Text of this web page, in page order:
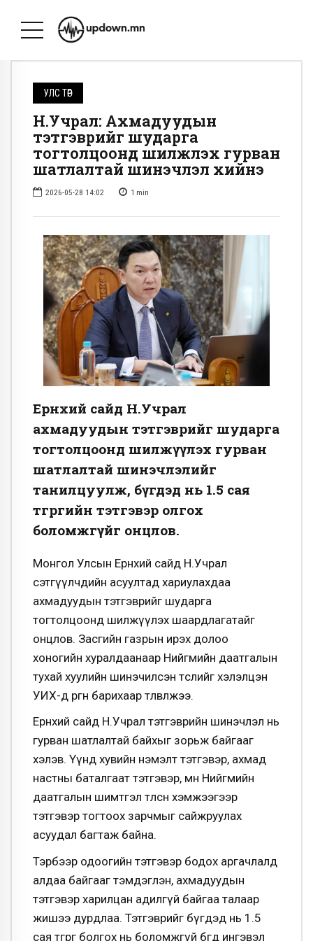
УЛС ТӨР
Н.Учрал: Ахмадуудын
тэтгэврийг шударга
тогтолцоонд шилжүүлэх гурван
шатлалтай шинэчлэл хийнэ
2026-05-28 14:02 1 min
Ерөнхий сайд Н.Учрал
ахмадуудын тэтгэврийг шударга
тогтолцоонд шилжүүлэх гурван
шатлалтай шинэчлэлийг
танилцуулж, бүгдэд нь 1.5 сая
төгрөгийн тэтгэвэр олгох
боломжгүйг онцлов.
Монгол Улсын Ерөнхий сайд Н.Учрал
сэтгүүлчдийн асуултад хариулахдаа
ахмадуудын тэтгэврийг шударга
тогтолцоонд шилжүүлэх шаардлагатайг
онцлов. Засгийн газрын ирэх долоо
хоногийн хуралдаанаар Нийгмийн даатгалын
тухай хуулийн шинэчилсэн төслийг хэлэлцэн
УИХ-д өргөн барихаар төлөвлөжээ.
Ерөнхий сайд Н.Учрал тэтгэврийн шинэчлэл нь
гурван шатлалтай байхыг зорьж байгааг
хэлэв. Үүнд хувийн нэмэлт тэтгэвэр, ахмад
настны баталгаат тэтгэвэр, мөн Нийгмийн
даатгалын шимтгэл төлсөн хэмжээгээр
тэтгэвэр тогтоох зарчмыг сайжруулах
асуудал багтаж байна.
Тэрбээр одоогийн тэтгэвэр бодох аргачлалд
алдаа байгааг тэмдэглэн, ахмадуудын
тэтгэвэр харилцан адилгүй байгаа талаар
жишээ дурдлаа. Тэтгэврийг бүгдэд нь 1.5
сая төгрөг болгох нь боломжгүй бөгөөд ингэвэл